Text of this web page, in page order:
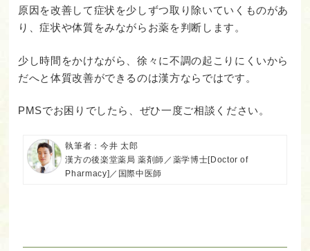
原因を改善して症状を少しずつ取り除いていくものがあ
り、症状や体質をみながらお薬を判断します。
少し時間をかけながら、徐々に不調の起こりにくいから
だへと体質改善ができるのは漢方ならではです。
PMSでお困りでしたら、ぜひ一度ご相談ください。
執筆者：今井 太郎
漢方の後楽堂薬局 薬剤師／薬学博士[Doctor of
Pharmacy]／国際中医師